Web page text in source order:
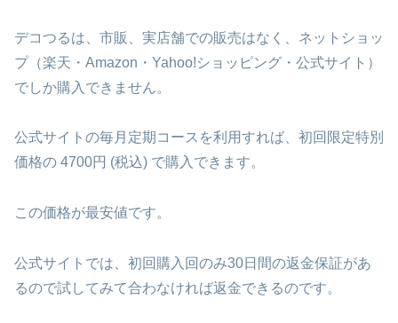
デコつるは、市販、実店舗での販売はなく、ネットショッ
プ（楽天・Amazon・Yahoo!ショッピング・公式サイト）
でしか購入できません。
公式サイトの毎月定期コースを利用すれば、初回限定特別
価格の 4700円 (税込) で購入できます。
この価格が最安値です。
公式サイトでは、初回購入回のみ30日間の返金保証があ
るので試してみて合わなければ返金できるのです。